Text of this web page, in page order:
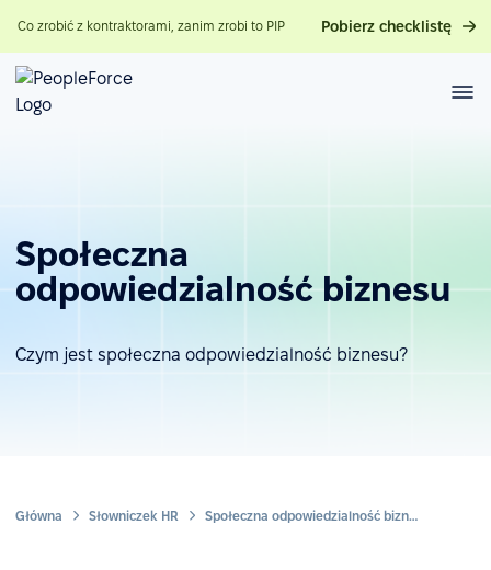
Co zrobić z kontraktorami, zanim zrobi to PIP Pobierz checklistę
Społeczna
odpowiedzialność biznesu
Czym jest społeczna odpowiedzialność biznesu?
Główna Słowniczek HR Społeczna odpowiedzialność biznesu